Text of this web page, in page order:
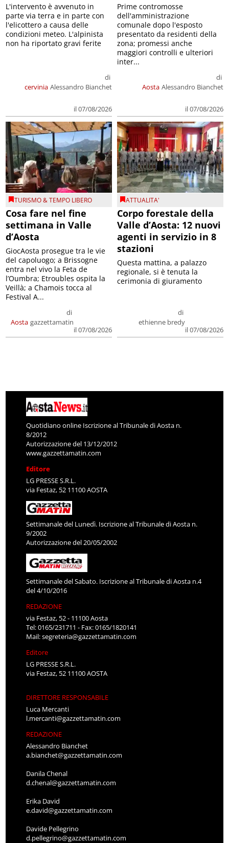
cervinia
di
Alessandro Bianchet
il 07/08/2026
L'intervento è avvenuto in
parte via terra e in parte con
l'elicottero a causa delle
condizioni meteo. L'alpinista
non ha riportato gravi ferite
Aosta
di
Alessandro Bianchet
il 07/08/2026
Prime contromosse
dell'amministrazione
comunale dopo l'esposto
presentato da residenti della
zona; promessi anche
maggiori controlli e ulteriori
inter...
TURISMO & TEMPO LIBERO
Cosa fare nel fine
settimana in Valle
d’Aosta
Aosta
di
gazzettamatin
il 07/08/2026
GiocAosta prosegue tra le vie
del capoluogo; a Brissogne
entra nel vivo la Feta de
l’Oumbra; Etroubles ospita la
Veillà; a Chamois tocca al
Festival A...
ATTUALITA'
Corpo forestale della
Valle d’Aosta: 12 nuovi
agenti in servizio in 8
stazioni
di
ethienne bredy
il 07/08/2026
Questa mattina, a palazzo
regionale, si è tenuta la
cerimonia di giuramento
Quotidiano online Iscrizione al Tribunale di Aosta n.
8/2012
Autorizzazione del 13/12/2012
www.gazzettamatin.com
Editore
LG PRESSE S.R.L.
via Festaz, 52 11100 AOSTA
Settimanale del Lunedì. Iscrizione al Tribunale di Aosta n.
9/2002
Autorizzazione del 20/05/2002
Settimanale del Sabato. Iscrizione al Tribunale di Aosta n.4
del 4/10/2016
REDAZIONE
via Festaz, 52 - 11100 Aosta
Tel: 0165/231711 - Fax: 0165/1820141
Mail:segreteria@gazzettamatin.com
Editore
LG PRESSE S.R.L.
via Festaz, 52 11100 AOSTA
DIRETTORE RESPONSABILE
Luca Mercanti
l.mercanti@gazzettamatin.com
REDAZIONE
Alessandro Bianchet
a.bianchet@gazzettamatin.com
Danila Chenal
d.chenal@gazzettamatin.com
Erika David
e.david@gazzettamatin.com
Davide Pellegrino
d.pellegrino@gazzettamatin.com